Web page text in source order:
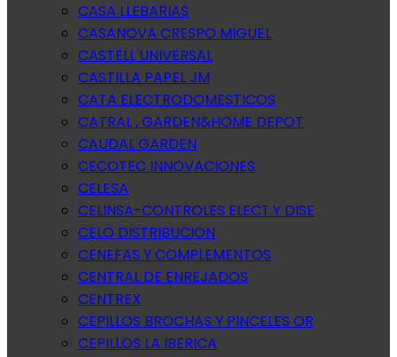
CASA LLEBARIAS
CASANOVA CRESPO MIGUEL
CASTELL UNIVERSAL
CASTILLA PAPEL JM
CATA ELECTRODOMESTICOS
CATRAL , GARDEN&HOME DEPOT
CAUDAL GARDEN
CECOTEC INNOVACIONES
CELESA
CELINSA-CONTROLES ELECT.Y DISE
CELO DISTRIBUCION
CENEFAS Y COMPLEMENTOS
CENTRAL DE ENREJADOS
CENTREX
CEPILLOS BROCHAS Y PINCELES OR
CEPILLOS LA IBERICA